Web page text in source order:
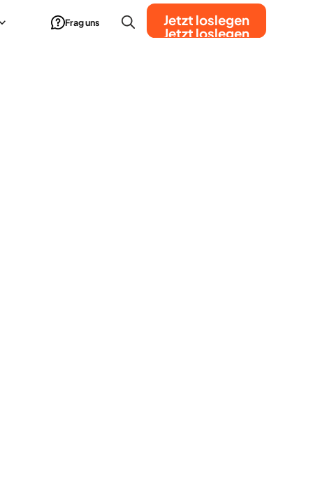
Frag uns
Jetzt loslegen
Jetzt loslegen